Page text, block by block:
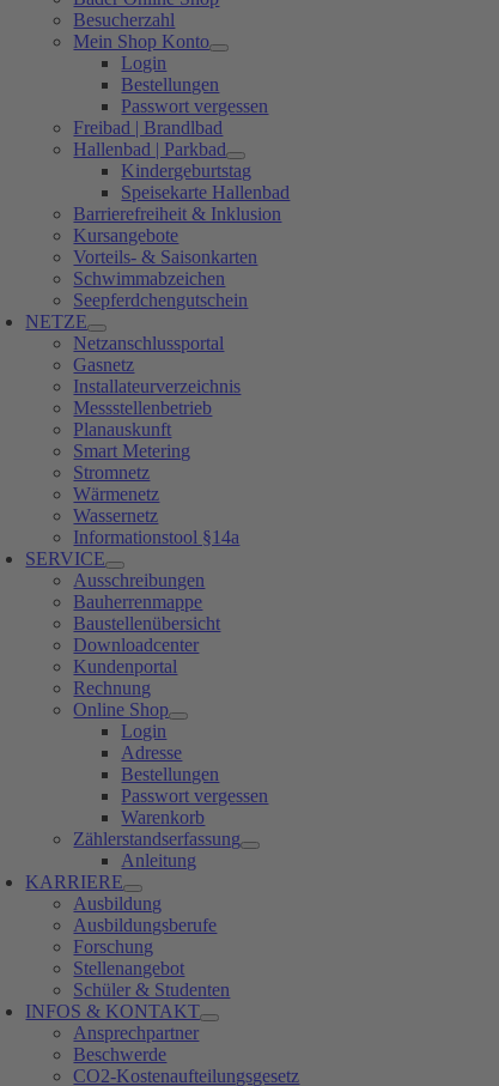
Besucherzahl
Mein Shop Konto
Login
Bestellungen
Passwort vergessen
Freibad | Brandlbad
Hallenbad | Parkbad
Kindergeburtstag
Speisekarte Hallenbad
Barrierefreiheit & Inklusion
Kursangebote
Vorteils- & Saisonkarten
Schwimmabzeichen
Seepferdchengutschein
NETZE
Netzanschlussportal
Gasnetz
Installateurverzeichnis
Messstellenbetrieb
Planauskunft
Smart Metering
Stromnetz
Wärmenetz
Wassernetz
Informationstool §14a
SERVICE
Ausschreibungen
Bauherrenmappe
Baustellenübersicht
Downloadcenter
Kundenportal
Rechnung
Online Shop
Login
Adresse
Bestellungen
Passwort vergessen
Warenkorb
Zählerstandserfassung
Anleitung
KARRIERE
Ausbildung
Ausbildungsberufe
Forschung
Stellenangebot
Schüler & Studenten
INFOS & KONTAKT
Ansprechpartner
Beschwerde
CO2-Kostenaufteilungsgesetz